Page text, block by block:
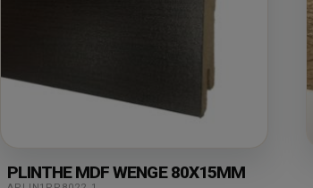
PLINTHE MDF WENGE 80X15MM